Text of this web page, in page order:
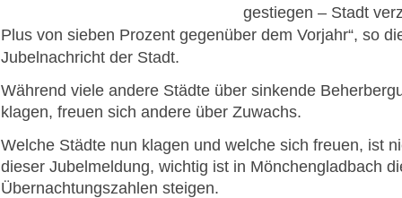
gestiegen – Stadt
Plus von sieben Prozent gegenüber dem Vorjahr“, so
Jubelnachricht der Stadt.
Während viele andere Städte über sinkende
klagen, freuen sich andere über Zuwachs.
Welche Städte nun klagen und welche sich freuen, ist
dieser Jubelmeldung, wichtig ist in Mönchengladbach
Übernachtungszahlen steigen.